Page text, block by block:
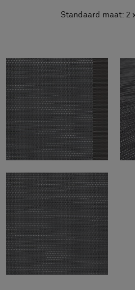
Standaard maat: 2